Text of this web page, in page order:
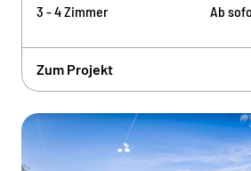
3 - 4 Zimmer Ab
Zum Projekt